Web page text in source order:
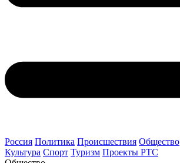
Россия Политика Происшествия Общество
Культура Спорт Туризм Проекты РТС